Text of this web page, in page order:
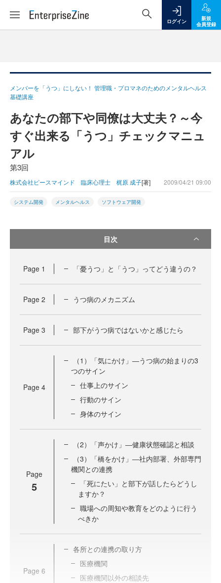
ログイン
新規
会員登録
メンバーを「うつ」にしない！ 管理職・プロマネのためのメンタルヘルス
基礎講座
あなたの部下や同僚は大丈夫？～今
すぐ出来る「うつ」チェックマニュ
アル
第3回
株式会社ピースマインド 臨床心理士 梶原 成子[著] 2009/04/21 09:00
システム開発 メンタルヘルス ソフトウェア開発
目次
Page 1 「憂うつ」と「うつ」ってどう違うの？
Page 2 うつ病のメカニズム
Page 3 部下がうつ病ではないかと感じたら
Page 4
（1）「気にかけ」―うつ病の始まりの3
つのサイン
仕事上のサイン
行動のサイン
身体のサイン
Page
5
（2）「声かけ」―健康状態確認と相談
（3）「橋をかけ」―社内部署、外部専門
機関との連携
「死にたい」と部下が話したらどうし
ますか？
職場への周知や教育をどのように行う
べきか
Page 6
各所との連携の取り方
医療機関
医療機関以外の相談先